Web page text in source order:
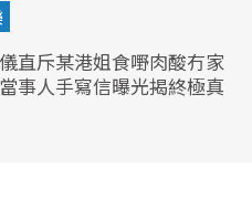
直斥某港姐食嘢肉酸冇家
事人手寫信曝光揭終極真